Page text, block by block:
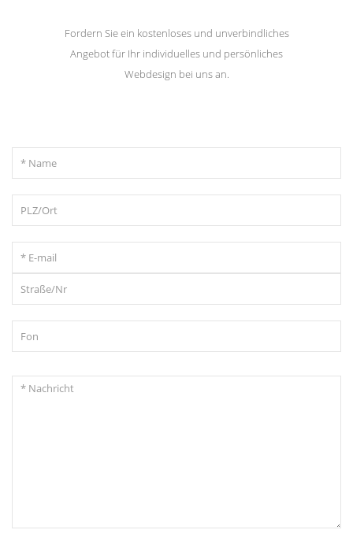
Fordern Sie ein kostenloses und unverbindliches
Angebot für Ihr individuelles und persönliches
Webdesign bei uns an.